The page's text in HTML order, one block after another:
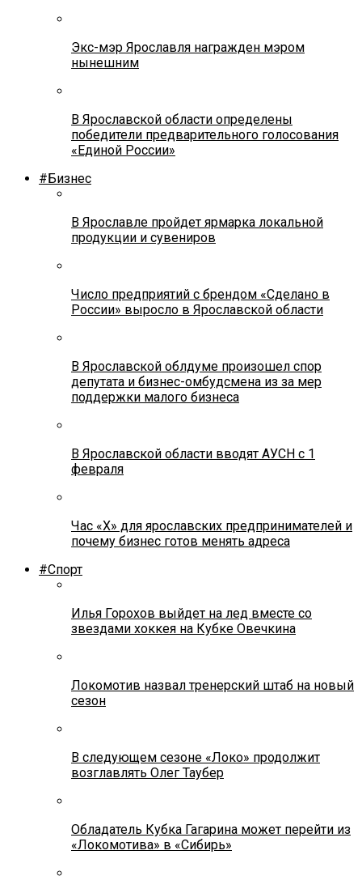
Экс-мэр Ярославля награжден мэром
нынешним
В Ярославской области определены
победители предварительного голосования
«Единой России»
#Бизнес
В Ярославле пройдет ярмарка локальной
продукции и сувениров
Число предприятий с брендом «Сделано в
России» выросло в Ярославской области
В Ярославской облдуме произошел спор
депутата и бизнес-омбудсмена из за мер
поддержки малого бизнеса
В Ярославской области вводят АУСН с 1
февраля
Час «Х» для ярославских предпринимателей и
почему бизнес готов менять адреса
#Спорт
Илья Горохов выйдет на лед вместе со
звездами хоккея на Кубке Овечкина
Локомотив назвал тренерский штаб на новый
сезон
В следующем сезоне «Локо» продолжит
возглавлять Олег Таубер
Обладатель Кубка Гагарина может перейти из
«Локомотива» в «Сибирь»